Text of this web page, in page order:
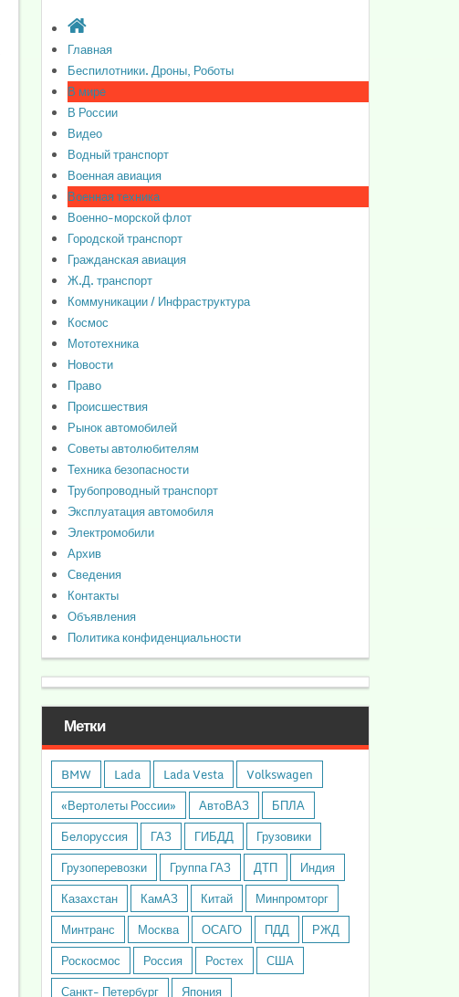
Главная
Беспилотники. Дроны, Роботы
В мире
В России
Видео
Водный транспорт
Военная авиация
Военная техника
Военно-морской флот
Городской транспорт
Гражданская авиация
Ж.Д. транспорт
Коммуникации / Инфраструктура
Космос
Мототехника
Новости
Право
Происшествия
Рынок автомобилей
Советы автолюбителям
Техника безопасности
Трубопроводный транспорт
Эксплуатация автомобиля
Электромобили
Архив
Сведения
Контакты
Объявления
Политика конфиденциальности
Метки
BMW Lada Lada Vesta
Volkswagen
«Вертолеты России»
АвтоВАЗ
БПЛА
Белоруссия
ГАЗ ГИБДД
Грузовики
Грузоперевозки
Группа ГАЗ ДТП
Индия
Казахстан
КамАЗ Китай
Минпромторг
Минтранс
Москва ОСАГО ПДД
РЖД
Роскосмос
Россия Ростех
США
Санкт- Петербург
Япония